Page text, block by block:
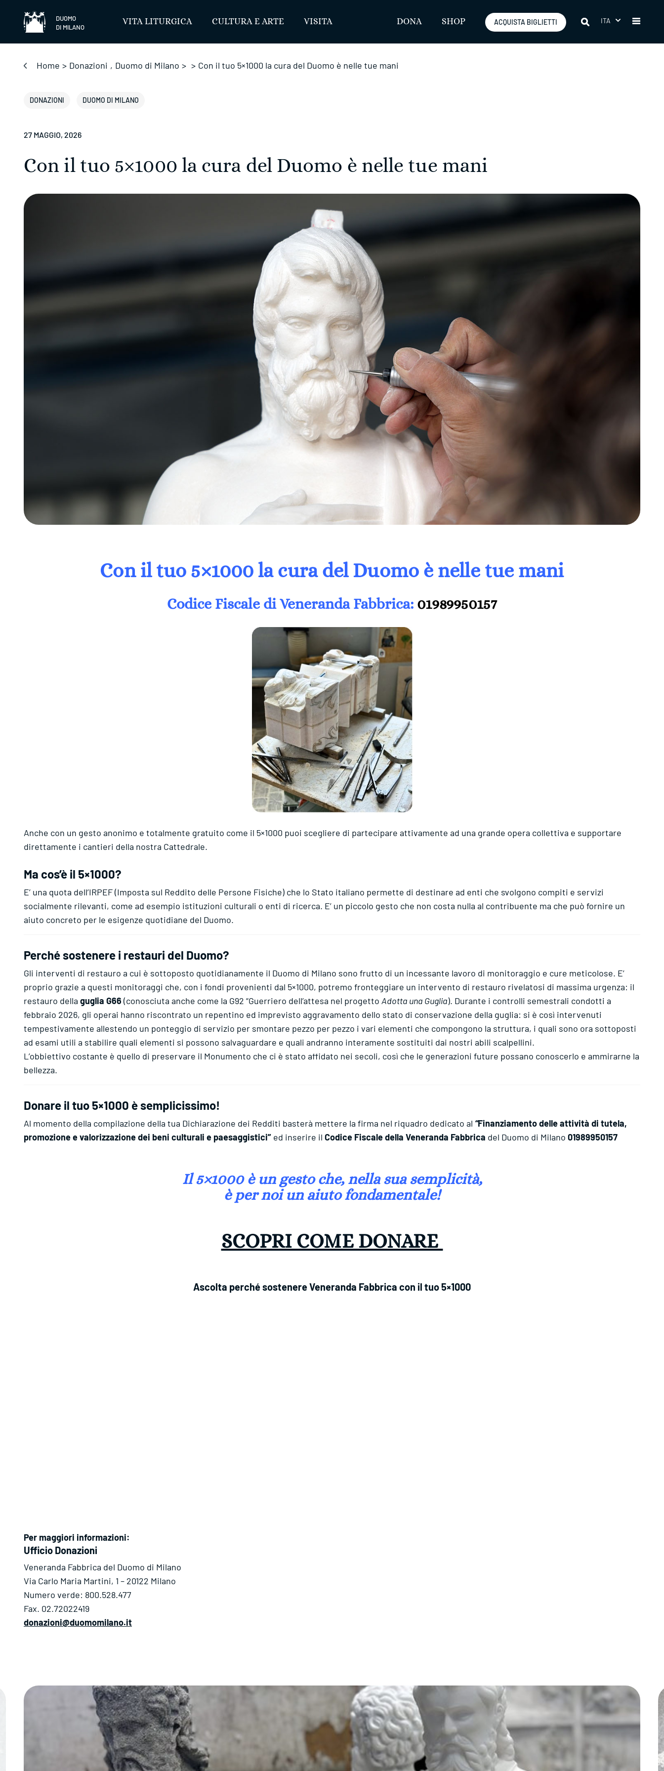
DUOMO
DI MILANO
VITA LITURGICA CULTURA E ARTE VISITA DONA SHOP ACQUISTA BIGLIETTI ITA
Home > Donazioni , Duomo di Milano > > Con il tuo 5×1000 la cura del Duomo è nelle tue mani
DONAZIONI DUOMO DI MILANO
27 MAGGIO, 2026
Con il tuo 5×1000 la cura del Duomo è nelle tue mani
Con il tuo 5×1000 la cura del Duomo è nelle tue mani
Codice Fiscale di Veneranda Fabbrica: 01989950157
Anche con un gesto anonimo e totalmente gratuito come il 5×1000 puoi scegliere di partecipare attivamente ad una grande opera collettiva e supportare
direttamente i cantieri della nostra Cattedrale.
Ma cos’è il 5×1000?
E’ una quota dell’IRPEF (Imposta sul Reddito delle Persone Fisiche) che lo Stato italiano permette di destinare ad enti che svolgono compiti e servizi
socialmente rilevanti, come ad esempio istituzioni culturali o enti di ricerca. E’ un piccolo gesto che non costa nulla al contribuente ma che può fornire un
aiuto concreto per le esigenze quotidiane del Duomo.
Perché sostenere i restauri del Duomo?
Gli interventi di restauro a cui è sottoposto quotidianamente il Duomo di Milano sono frutto di un incessante lavoro di monitoraggio e cure meticolose. E’
proprio grazie a questi monitoraggi che, con i fondi provenienti dal 5×1000, potremo fronteggiare un intervento di restauro rivelatosi di massima urgenza: il
restauro della guglia G66 (conosciuta anche come la G92 “Guerriero dell’attesa nel progetto Adotta una Guglia). Durante i controlli semestrali condotti a
febbraio 2026, gli operai hanno riscontrato un repentino ed imprevisto aggravamento dello stato di conservazione della guglia: si è così intervenuti
tempestivamente allestendo un ponteggio di servizio per smontare pezzo per pezzo i vari elementi che compongono la struttura, i quali sono ora sottoposti
ad esami utili a stabilire quali elementi si possono salvaguardare e quali andranno interamente sostituiti dai nostri abili scalpellini.
L’obbiettivo costante è quello di preservare il Monumento che ci è stato affidato nei secoli, così che le generazioni future possano conoscerlo e ammirarne la
bellezza.
Donare il tuo 5×1000 è semplicissimo!
Al momento della compilazione della tua Dichiarazione dei Redditi basterà mettere la firma nel riquadro dedicato al “Finanziamento delle attività di tutela,
promozione e valorizzazione dei beni culturali e paesaggistici” ed inserire il Codice Fiscale della Veneranda Fabbrica del Duomo di Milano 01989950157
Il 5×1000 è un gesto che, nella sua semplicità,
è per noi un aiuto fondamentale!
SCOPRI COME DONARE
Ascolta perché sostenere Veneranda Fabbrica con il tuo 5×1000
Per maggiori informazioni:
Ufficio Donazioni
Veneranda Fabbrica del Duomo di Milano
Via Carlo Maria Martini, 1 – 20122 Milano
Numero verde: 800.528.477
Fax. 02.72022419
donazioni@duomomilano.it